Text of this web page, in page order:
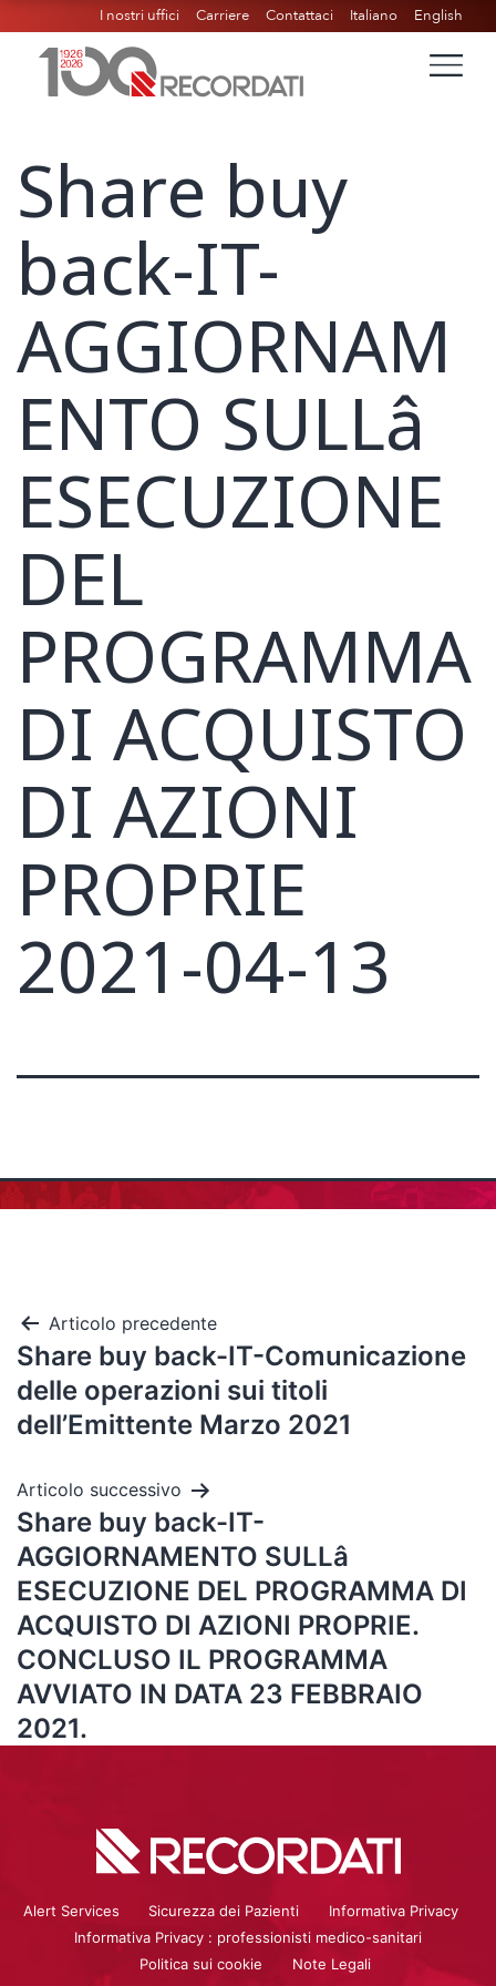
I nostri uffici Carriere Contattaci Italiano English
Share buy
back-IT-
AGGIORNAM
ENTO SULLâ
ESECUZIONE
DEL
PROGRAMMA
DI ACQUISTO
DI AZIONI
PROPRIE
2021-04-13
Articolo precedente
Share buy back-IT-Comunicazione
delle operazioni sui titoli
dell’Emittente Marzo 2021
Articolo successivo
Share buy back-IT-
AGGIORNAMENTO SULLâ
ESECUZIONE DEL PROGRAMMA DI
ACQUISTO DI AZIONI PROPRIE.
CONCLUSO IL PROGRAMMA
AVVIATO IN DATA 23 FEBBRAIO
2021.
Alert Services Sicurezza dei Pazienti
Informativa Privacy
Informativa Privacy : professionisti medico-sanitari
Politica sui cookie
Note Legali